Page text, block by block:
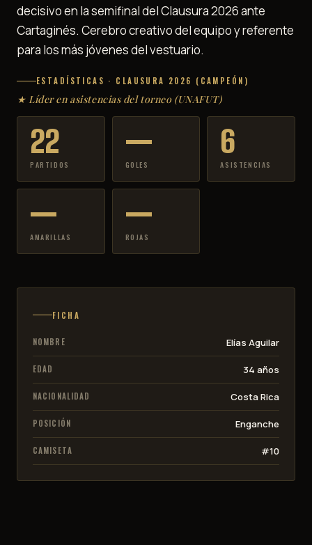
decisivo en la semifinal del Clausura 2026 ante
Cartaginés. Cerebro creativo del equipo y referente
para los más jóvenes del vestuario.
ESTADÍSTICAS · CLAUSURA 2026 (CAMPEÓN)
★ Líder en asistencias del torneo (UNAFUT)
22
PARTIDOS
—
GOLES
6
ASISTENCIAS
—
AMARILLAS
—
ROJAS
FICHA
NOMBRE Elías Aguilar
EDAD 34 años
NACIONALIDAD Costa Rica
POSICIÓN Enganche
CAMISETA #10